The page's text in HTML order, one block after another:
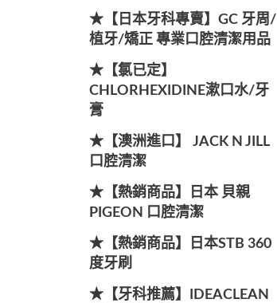
★【日本牙科專賣】GC 牙周/
植牙/矯正 專業口腔清潔用品
★【氯已定】
CHLORHEXIDINE漱口水/牙
膏
★【澳洲進口】 JACK N JILL
口腔清潔
★【熱銷商品】日本 貝親
PIGEON 口腔清潔
★【熱銷商品】日本STB 360
度牙刷
★【牙科推薦】IDEACLEAN